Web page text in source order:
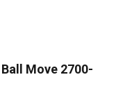
Move 2700-